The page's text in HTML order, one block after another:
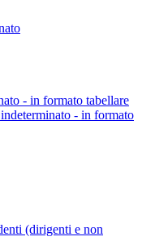
- in formato tabellare
- in formato
(dirigenti e non